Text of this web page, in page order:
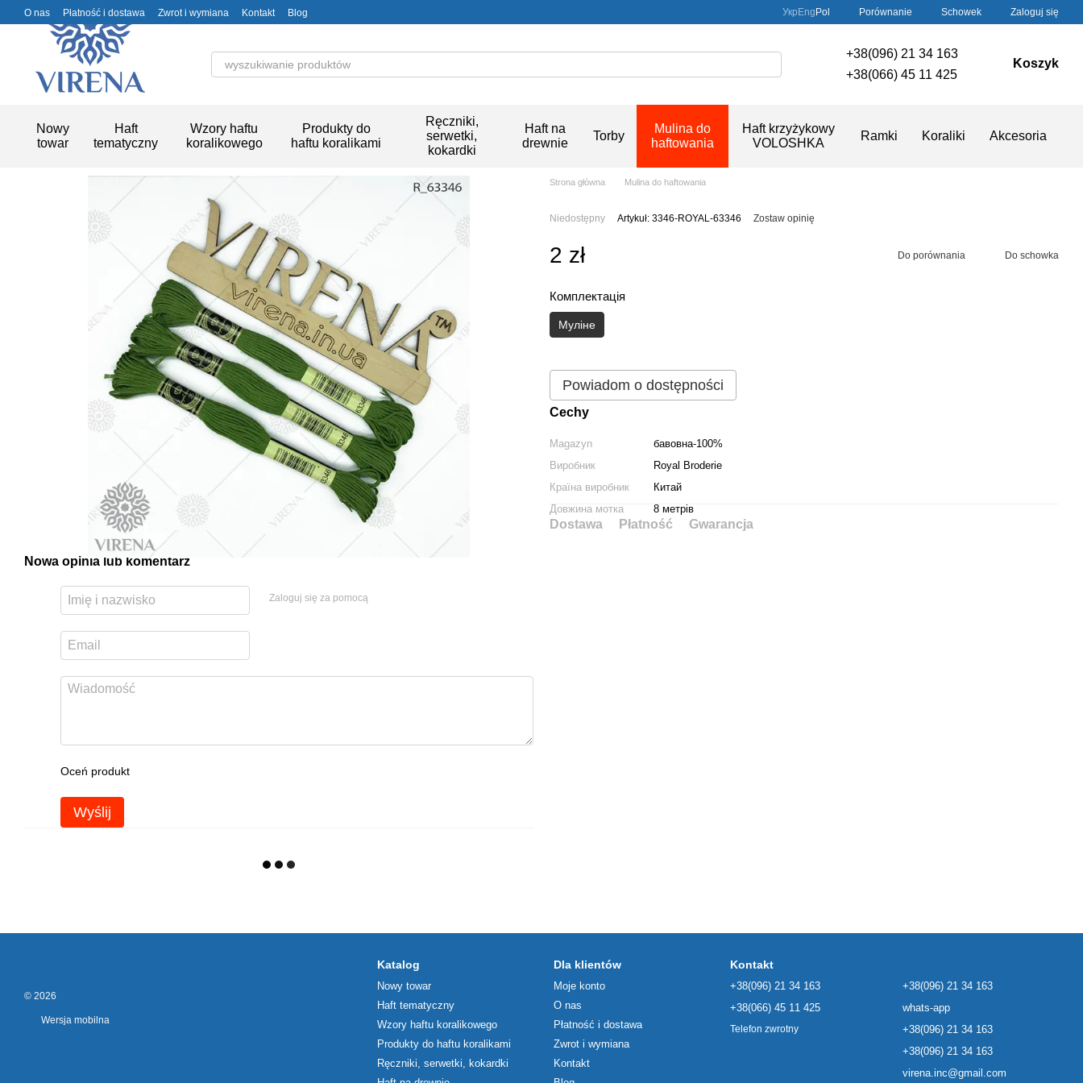
Przejdź do głównej treści
O nas Płatność i dostawa Zwrot i wymiana Kontakt Blog Укр Eng Pol Porównanie Schowek Zaloguj się
+38(096) 21 34 163
+38(066) 45 11 425
Koszyk
Nowy
towar
Haft
tematyczny
Wzory haftu
koralikowego
Produkty do
haftu koralikami
Ręczniki,
serwetki,
kokardki
Haft na
drewnie
Torby
Mulina do
haftowania
Haft krzyżykowy
VOLOSHKA
Ramki Koraliki Akcesoria
Nowa opinia lub komentarz
Zaloguj się za pomocą
Oceń produkt
Wyślij
Strona główna Mulina do haftowania
Niedostępny Artykuł: 3346-ROYAL-63346 Zostaw opinię
2 zł Do porównania Do schowka
Комплектація
Муліне
Powiadom o dostępności
Cechy
Magazyn
бавовна-100%
Виробник
Royal Broderie
Країна виробник
Китай
Довжина мотка
8 метрів
Dostawa Płatność Gwarancja
© 2026
Wersja mobilna
Katalog
Nowy towar
Haft tematyczny
Wzory haftu koralikowego
Produkty do haftu koralikami
Ręczniki, serwetki, kokardki
Dla klientów
Moje konto
O nas
Płatność i dostawa
Zwrot i wymiana
Kontakt
Kontakt
+38(096) 21 34 163
+38(066) 45 11 425
Telefon zwrotny
+38(096) 21 34 163
whats-app
+38(096) 21 34 163
+38(096) 21 34 163
virena.inc@gmail.com